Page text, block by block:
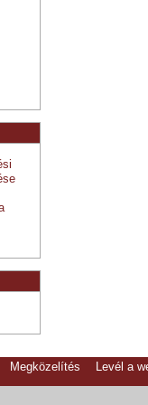
Megközelítés Levél a